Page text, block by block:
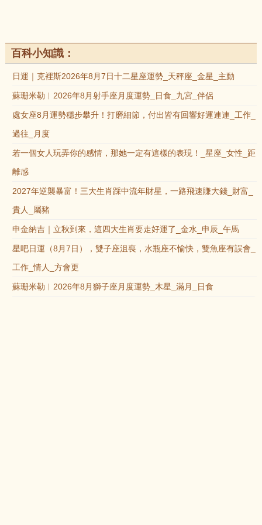
百科小知識：
日運｜克裡斯2026年8月7日十二星座運勢_天秤座_金星_主動
蘇珊米勒︱2026年8月射手座月度運勢_日食_九宮_伴侶
處女座8月運勢穩步攀升！打磨細節，付出皆有回響好運連連_工作_
過往_月度
若一個女人玩弄你的感情，那她一定有這樣的表現！_星座_女性_距
離感
2027年逆襲暴富！三大生肖踩中流年財星，一路飛速賺大錢_財富_
貴人_屬豬
申金納吉｜立秋到來，這四大生肖要走好運了_金水_申辰_午馬
星吧日運（8月7日），雙子座沮喪，水瓶座不愉快，雙魚座有誤會_
工作_情人_方會更
蘇珊米勒︱2026年8月獅子座月度運勢_木星_滿月_日食